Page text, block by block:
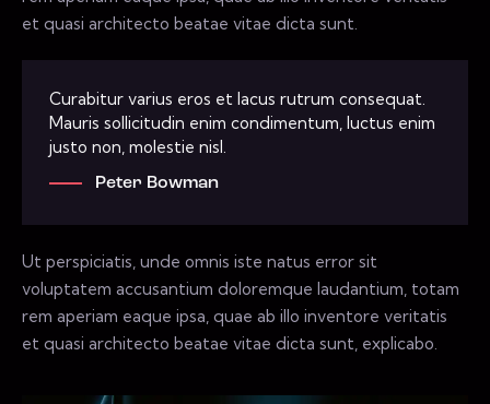
et quasi architecto beatae vitae dicta sunt.
Curabitur varius eros et lacus rutrum consequat.
Mauris sollicitudin enim condimentum, luctus enim
justo non, molestie nisl.
Peter Bowman
Ut perspiciatis, unde omnis iste natus error sit
voluptatem accusantium doloremque laudantium, totam
rem aperiam eaque ipsa, quae ab illo inventore veritatis
et quasi architecto beatae vitae dicta sunt, explicabo.